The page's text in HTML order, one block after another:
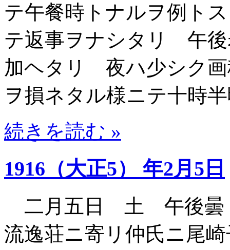
テ午餐時トナルヲ例ト
テ返事ヲナシタリ 午後
加ヘタリ 夜ハ少シク画
ヲ損ネタル様ニテ十時
続きを読む »
1916（大正5） 年2月5日
二月五日 土 午後曇
流逸荘ニ寄リ仲氏ニ尾